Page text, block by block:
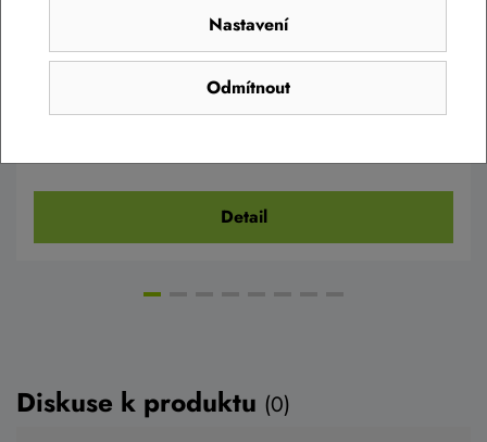
Cyklistické rukavice R2 OMBRA ATR41B
Detail
Diskuse k produktu (0)
Odmítnout
Nastavení